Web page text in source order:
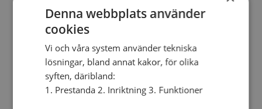
Mobile box
Kontakt
Tidning
Annonsera
Hitta församling
Press
SAU
Denna webbplats använder
cookies
Vi och våra system använder tekniska
lösningar, bland annat kakor, för olika
syften, däribland:
1. Prestanda 2. Inriktning 3. Funktioner